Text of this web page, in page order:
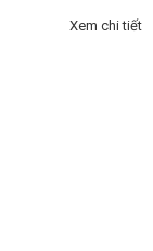
Xem chi tiết